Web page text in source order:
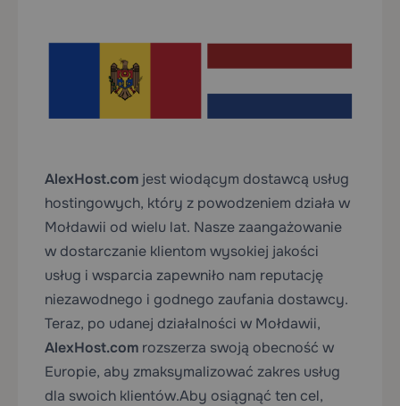
AlexHost.com jest wiodącym dostawcą usług
hostingowych, który z powodzeniem działa w
Mołdawii od wielu lat. Nasze zaangażowanie
w dostarczanie klientom wysokiej jakości
usług i wsparcia zapewniło nam reputację
niezawodnego i godnego zaufania dostawcy.
Teraz, po udanej działalności w Mołdawii,
AlexHost.com rozszerza swoją obecność w
Europie, aby zmaksymalizować zakres usług
dla swoich klientów.Aby osiągnąć ten cel,